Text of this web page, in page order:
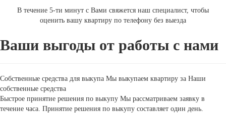
В течение 5-ти минут с Вами свяжется наш специалист, чтобы
оценить вашу квартиру по телефону без выезда
Ваши выгоды от работы с нами
Собственные средства для выкупа Мы выкупаем квартиру за Наши
собственные средства
Быстрое принятие решения по выкупу Мы рассматриваем заявку в
течение часа. Принятие решения по выкупу составляет один день.